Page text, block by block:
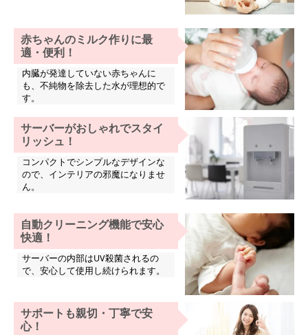
赤ちゃんのミルク作りに最
適・便利！
内臓が発達していない赤ちゃんに
も、不純物を除去した水が理想的で
す。
サーバーがおしゃれでスタイ
リッシュ！
コンパクトでシンプルなデザインな
ので、インテリアの邪魔になりませ
ん。
自動クリーニング機能で安心
快適！
サーバーの内部はUV殺菌されるの
で、安心して使用し続けられます。
サポートも親切・丁寧で安
心！